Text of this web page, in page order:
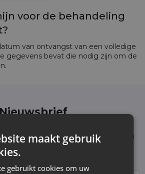
voor de behandeling
van ontvangst van een volledige
gegevens bevat die nodig zijn om de
nieuws en aanbiedingen
en tonen nieuws - zonder
Blijf regelmatig bij ons!
maakt gebruik
gebruikt cookies om uw